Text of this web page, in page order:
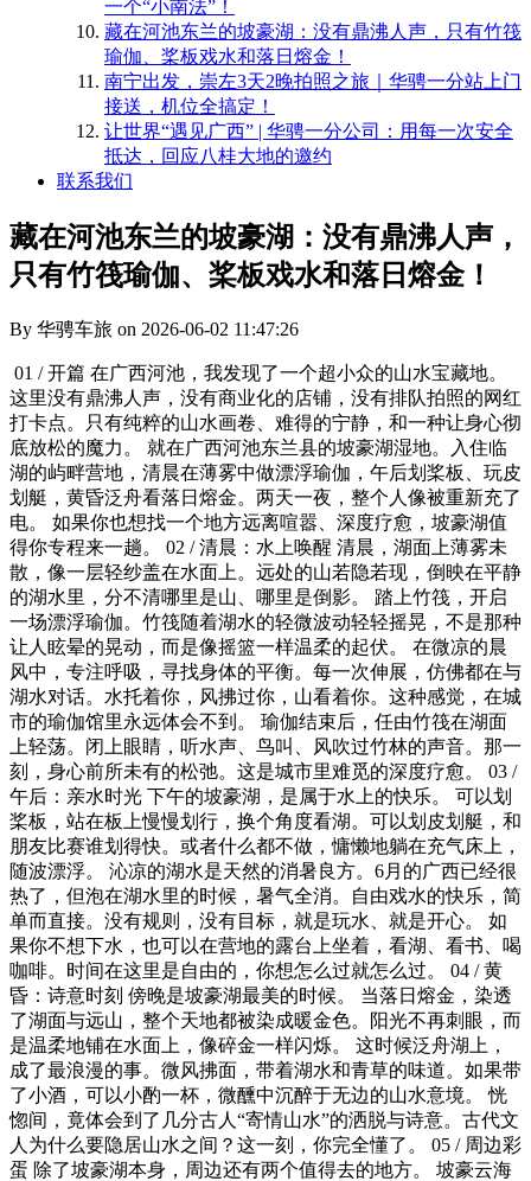
一个“小南法”！
藏在河池东兰的坡豪湖：没有鼎沸人声，只有竹筏
瑜伽、桨板戏水和落日熔金！
南宁出发，崇左3天2晚拍照之旅｜华骋一分站上门
接送，机位全搞定！
​让世界“遇见广西” | 华骋一分公司：用每一次安全
抵达，回应八桂大地的邀约
联系我们
藏在河池东兰的坡豪湖：没有鼎沸人声，
只有竹筏瑜伽、桨板戏水和落日熔金！
By 华骋车旅 on 2026-06-02 11:47:26
01 / 开篇 在广西河池，我发现了一个超小众的山水宝藏地。
这里没有鼎沸人声，没有商业化的店铺，没有排队拍照的网红
打卡点。只有纯粹的山水画卷、难得的宁静，和一种让身心彻
底放松的魔力。 就在广西河池东兰县的坡豪湖湿地。入住临
湖的屿畔营地，清晨在薄雾中做漂浮瑜伽，午后划桨板、玩皮
划艇，黄昏泛舟看落日熔金。两天一夜，整个人像被重新充了
电。 如果你也想找一个地方远离喧嚣、深度疗愈，坡豪湖值
得你专程来一趟。 02 / 清晨：水上唤醒 清晨，湖面上薄雾未
散，像一层轻纱盖在水面上。远处的山若隐若现，倒映在平静
的湖水里，分不清哪里是山、哪里是倒影。 踏上竹筏，开启
一场漂浮瑜伽。竹筏随着湖水的轻微波动轻轻摇晃，不是那种
让人眩晕的晃动，而是像摇篮一样温柔的起伏。 在微凉的晨
风中，专注呼吸，寻找身体的平衡。每一次伸展，仿佛都在与
湖水对话。水托着你，风拂过你，山看着你。这种感觉，在城
市的瑜伽馆里永远体会不到。 瑜伽结束后，任由竹筏在湖面
上轻荡。闭上眼睛，听水声、鸟叫、风吹过竹林的声音。那一
刻，身心前所未有的松弛。这是城市里难觅的深度疗愈。 03 /
午后：亲水时光 下午的坡豪湖，是属于水上的快乐。 可以划
桨板，站在板上慢慢划行，换个角度看湖。可以划皮划艇，和
朋友比赛谁划得快。或者什么都不做，慵懒地躺在充气床上，
随波漂浮。 沁凉的湖水是天然的消暑良方。6月的广西已经很
热了，但泡在湖水里的时候，暑气全消。自由戏水的快乐，简
单而直接。没有规则，没有目标，就是玩水、就是开心。 如
果你不想下水，也可以在营地的露台上坐着，看湖、看书、喝
咖啡。时间在这里是自由的，你想怎么过就怎么过。 04 / 黄
昏：诗意时刻 傍晚是坡豪湖最美的时候。 当落日熔金，染透
了湖面与远山，整个天地都被染成暖金色。阳光不再刺眼，而
是温柔地铺在水面上，像碎金一样闪烁。 这时候泛舟湖上，
成了最浪漫的事。微风拂面，带着湖水和青草的味道。如果带
了小酒，可以小酌一杯，微醺中沉醉于无边的山水意境。 恍
惚间，竟体会到了几分古人“寄情山水”的洒脱与诗意。古代文
人为什么要隐居山水之间？这一刻，你完全懂了。 05 / 周边彩
蛋 除了坡豪湖本身，周边还有两个值得去的地方。 坡豪云海